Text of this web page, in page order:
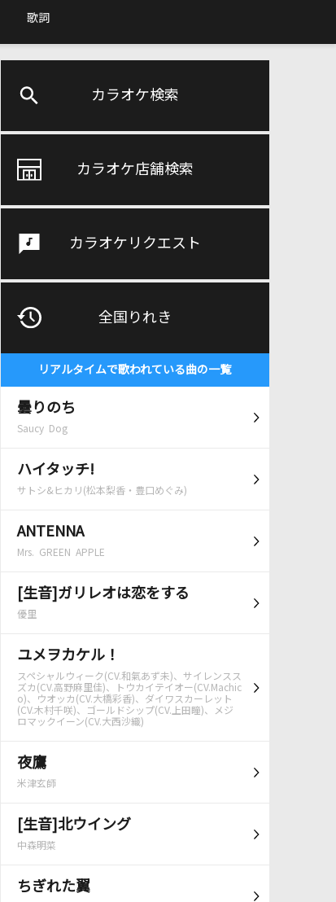
歌詞
カラオケ検索
カラオケ店舗検索
カラオケリクエスト
全国りれき
リアルタイムで歌われている曲の一覧
曇りのち
Saucy Dog
ハイタッチ!
サトシ&ヒカリ(松本梨香・豊口めぐみ)
ANTENNA
Mrs. GREEN APPLE
[生音]ガリレオは恋をする
優里
ユメヲカケル！
スペシャルウィーク(CV.和氣あず未)、サイレンスス
ズカ(CV.高野麻里佳)、トウカイテイオー(CV.Machic
o)、ウオッカ(CV.大橋彩香)、ダイワスカーレット
(CV.木村千咲)、ゴールドシップ(CV.上田瞳)、メジ
ロマックイーン(CV.大西沙織)
夜鷹
米津玄師
[生音]北ウイング
中森明菜
ちぎれた翼